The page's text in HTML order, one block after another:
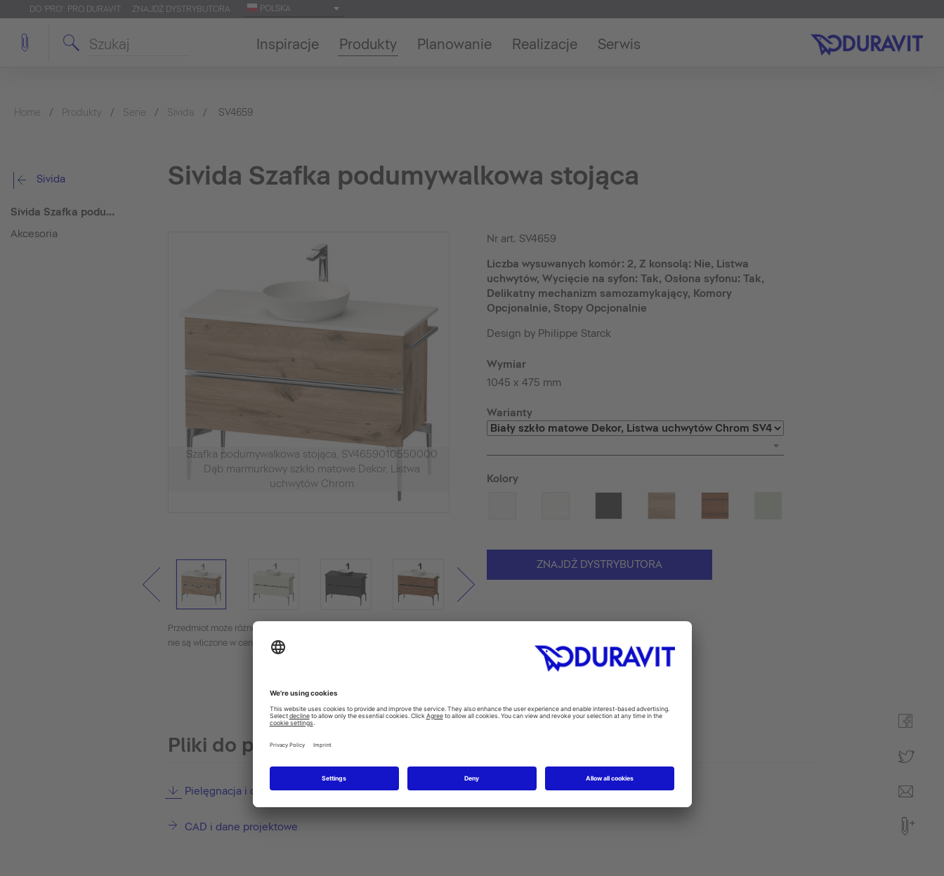
DO 'PRO': PRO.DURAVIT ZNAJDŹ DYSTRYBUTORA POLSKA
Inspiracje Produkty Planowanie Realizacje Serwis
Home Produkty Serie Sivida SV4659
Sivida
Sivida Szafka podumywalkowa stojąca
Akcesoria
Sivida Szafka podumywalkowa stojąca
Szafka podumywalkowa stojąca, SV4659010550000
Dąb marmurkowy szkło matowe Dekor, Listwa
uchwytów Chrom
Przedmiot może różnić się od tego na zdjęciu. Dekoracje i akcesoria
nie są wliczone w cenę.
Nr art. SV4659
Liczba wysuwanych komór: 2, Z konsolą: Nie, Listwa
uchwytów, Wycięcie na syfon: Tak, Osłona syfonu: Tak,
Delikatny mechanizm samozamykający, Komory
Opcjonalnie, Stopy Opcjonalnie
Design by Philippe Starck
Wymiar
1045 x 475 mm
Warianty
Kolory
ZNAJDŹ DYSTRYBUTORA
Pliki do pobrania
Pielęgnacja i czyszczenie Instrukcja montażu Dane techniczne
CAD i dane projektowe